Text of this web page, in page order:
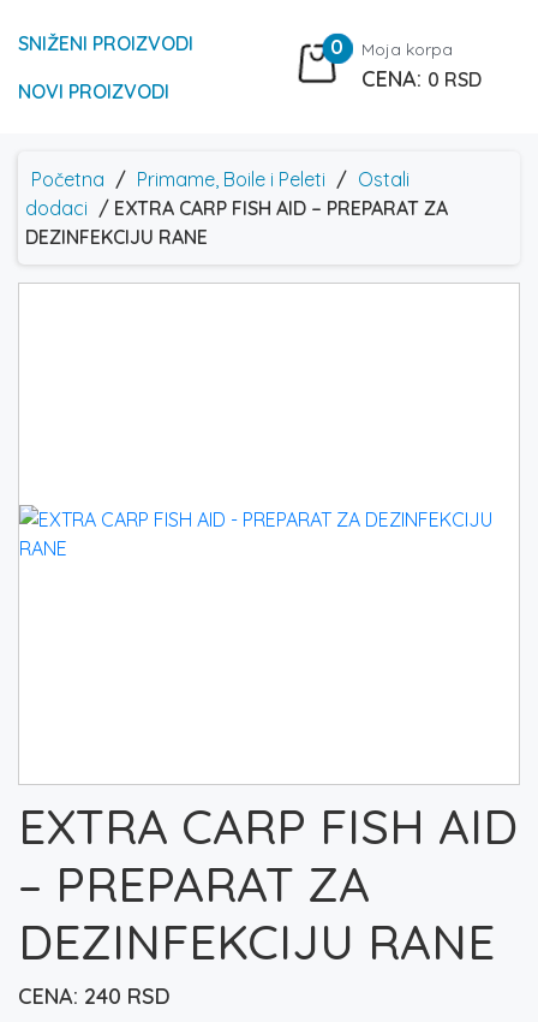
SNIŽENI PROIZVODI
NOVI PROIZVODI
0 Moja korpa
0 RSD
Početna / Primame, Boile i Peleti / Ostali
dodaci / EXTRA CARP FISH AID – PREPARAT ZA
DEZINFEKCIJU RANE
EXTRA CARP FISH AID
– PREPARAT ZA
DEZINFEKCIJU RANE
240 RSD